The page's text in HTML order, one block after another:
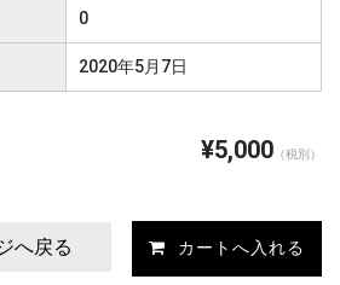
0
2020年5月7日
¥5,000 （税別）
へ戻る